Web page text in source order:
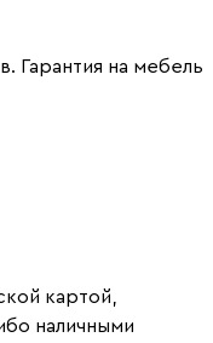
Гарантия на мебель
картой,
наличными